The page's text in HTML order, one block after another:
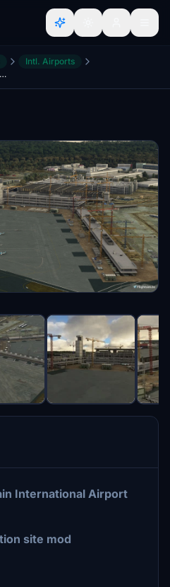
Intl. Airports
EDDF - Terminal 3 construction site V2
International Airport
site mod